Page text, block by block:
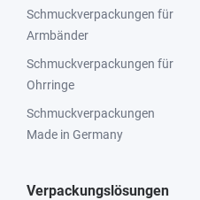
Schmuckverpackungen für
Armbänder
Schmuckverpackungen für
Ohrringe
Schmuckverpackungen
Made in Germany
Verpackungslösungen